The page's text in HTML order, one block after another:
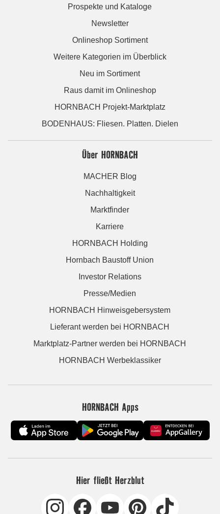
Prospekte und Kataloge
Newsletter
Onlineshop Sortiment
Weitere Kategorien im Überblick
Neu im Sortiment
Raus damit im Onlineshop
HORNBACH Projekt-Marktplatz
BODENHAUS: Fliesen. Platten. Dielen
Über HORNBACH
MACHER Blog
Nachhaltigkeit
Marktfinder
Karriere
HORNBACH Holding
Hornbach Baustoff Union
Investor Relations
Presse/Medien
HORNBACH Hinweisgebersystem
Lieferant werden bei HORNBACH
Marktplatz-Partner werden bei HORNBACH
HORNBACH Werbeklassiker
HORNBACH Apps
Hier fließt Herzblut